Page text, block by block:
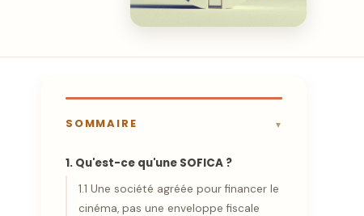
SOMMAIRE
1. Qu'est-ce qu'une SOFICA ?
1.1 Une société agréée pour financer le
cinéma, pas une enveloppe fiscale